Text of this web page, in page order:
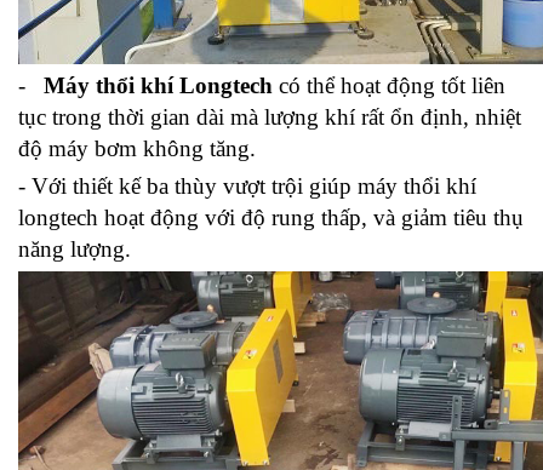
- Máy thổi khí Longtech có thể hoạt động tốt liên
tục trong thời gian dài mà lượng khí rất ổn định, nhiệt
độ máy bơm không tăng.
- Với thiết kế ba thùy vượt trội giúp máy thổi khí
longtech hoạt động với độ rung thấp, và giảm tiêu thụ
năng lượng.